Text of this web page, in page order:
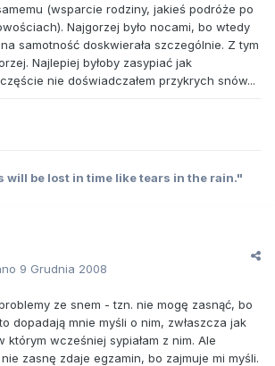
(wsparcie rodziny, jakieś podróże po
Najgorzej było nocami, bo wtedy
samotność doskwierała szczególnie. Z tym
Najlepiej byłoby zasypiać jak
nie doświadczałem przykrych snów...
will be lost in time like tears in the rain."
9 Grudnia 2008
ze snem - tzn. nie mogę zasnąć, bo
dopadają mnie myśli o nim, zwłaszcza jak
którym wcześniej sypiałam z nim. Ale
zasnę zdaje egzamin, bo zajmuje mi myśli.